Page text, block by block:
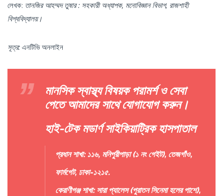
লেখক: তানজির আহম্মদ তুষার : সহকারী অধ্যাপক, মনোবিজ্ঞান বিভাগ, রাজশাহী
বিশ্ববিদ্যালয়।
সূত্র: এনটিভি অনলাইন
মানসিক স্বাস্থ্য বিষয়ক পরামর্শ ও সেবা
পেতে আমাদের সাথে যোগাযোগ করুন।
হাই-টেক মডার্ণ সাইকিয়াট্রিক হাসপাতাল
প্রধান শাখা: ১১৬, মনিপুরীপাড়া (১ নং গেইট), তেজগাঁও,
ফার্মগেট, ঢাকা-১২১৫.
কেরাণীগঞ্জ শাখা: সারা প্যালেস (পুরাতন সিনেমা হলের পাশে),